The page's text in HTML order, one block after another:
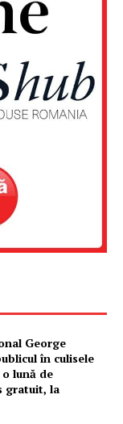
George
în culisele
lună de
gratuit, la